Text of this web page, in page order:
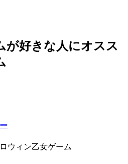
が好きな人にオスス
ウィン乙女ゲーム